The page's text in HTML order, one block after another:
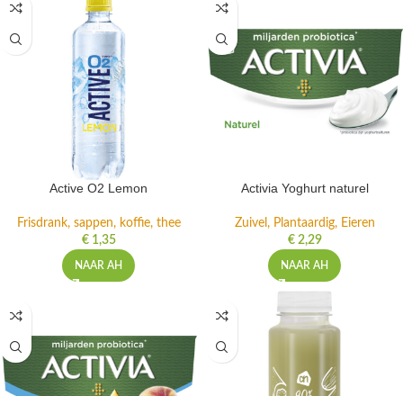
Active O2 Lemon
Frisdrank, sappen, koffie, thee
€1,35
NAAR AH
Activia Yoghurt naturel
Zuivel, Plantaardig, Eieren
€2,29
NAAR AH